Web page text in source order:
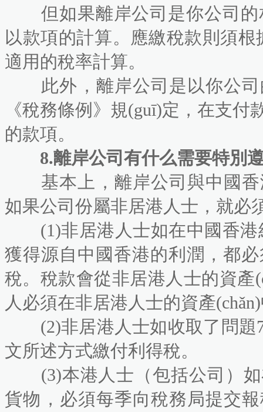
但如果離岸公司是你公司的相
以款項的計算。應繳稅款則須根
適用的稅率計算。
此外，離岸公司是以你公
《稅務條例》規(guī)定，在支付
的款項。
8.離岸公司有什么需要特別遵守
基本上，離岸公司與中國香
如果公司份屬非居港人士，就必
(1)非居港人士如在中國香港
獲得源自中國香港的利潤，都必
稅。稅款會從非居港人士的資產
人必須在非居港人士的資產(chǎn)
(2)非居港人士如收取了問題7
文所述方式繳付利得稅。
(3)本港人士（包括公司）如
貨物，必須每季向稅務局提交